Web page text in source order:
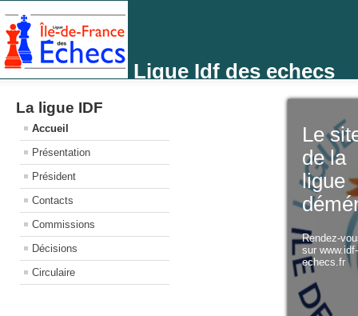
Ligue Idf des echecs
La ligue IDF
Accueil
Présentation
Président
Contacts
Commissions
Décisions
Circulaire
Le
de la
ligue
Rendez-
sur
echecs.fr